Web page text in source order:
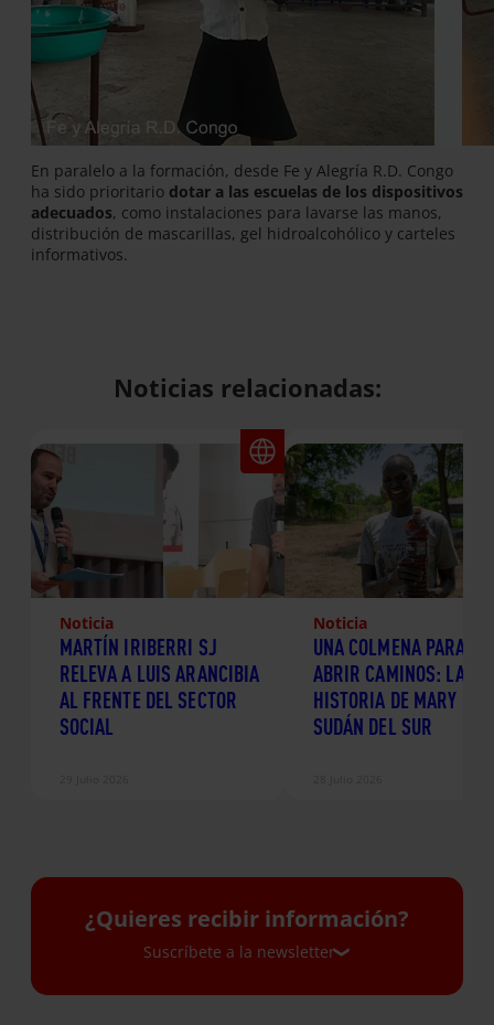
En paralelo a la formación, desde Fe y Alegría R.D. Congo
ha sido prioritario dotar a las escuelas de los dispositivos
adecuados, como instalaciones para lavarse las manos,
distribución de mascarillas, gel hidroalcohólico y carteles
informativos.
Noticias relacionadas:
Noticia
MARTÍN IRIBERRI SJ
RELEVA A LUIS ARANCIBIA
AL FRENTE DEL SECTOR
SOCIAL
Noticia
UNA COLMENA PARA
ABRIR CAMINOS: LA
HISTORIA DE MARY EN
SUDÁN DEL SUR
¿Quieres recibir información?
Suscríbete a la newsletter